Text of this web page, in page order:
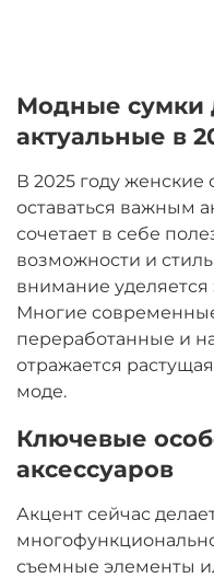
Модные сумки
актуальные в
В 2025 году
оставаться важным
сочетает в себе
возможности и
внимание уделяется
Многие
переработанные и
отражается
моде.
Ключевые
аксессуаров
Акцент сейчас
съемные элементы